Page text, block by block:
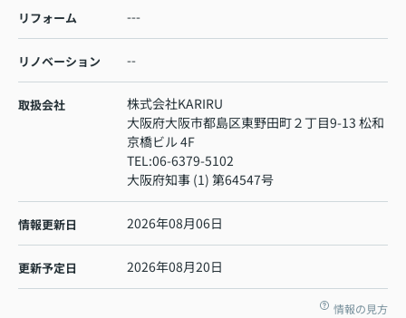
リフォーム ---
リノベーション --
取扱会社
株式会社KARIRU
大阪府大阪市都島区東野田町２丁目9-13 松和
京橋ビル 4F
TEL:06-6379-5102
大阪府知事 (1) 第64547号
情報更新日 2026年08月06日
更新予定日 2026年08月20日
情報の見方